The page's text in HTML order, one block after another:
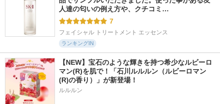
人達の匂いの例え方や、クチコミ…
7
フェイシャル トリートメント エッセンス
ランキングIN
【NEW】宝石のような輝きを持つ希少なルビーロ
マン(R)を肌で！「石川ルルルン（ルビーロマン
(R)の香り）」が新登場！
ルルルン